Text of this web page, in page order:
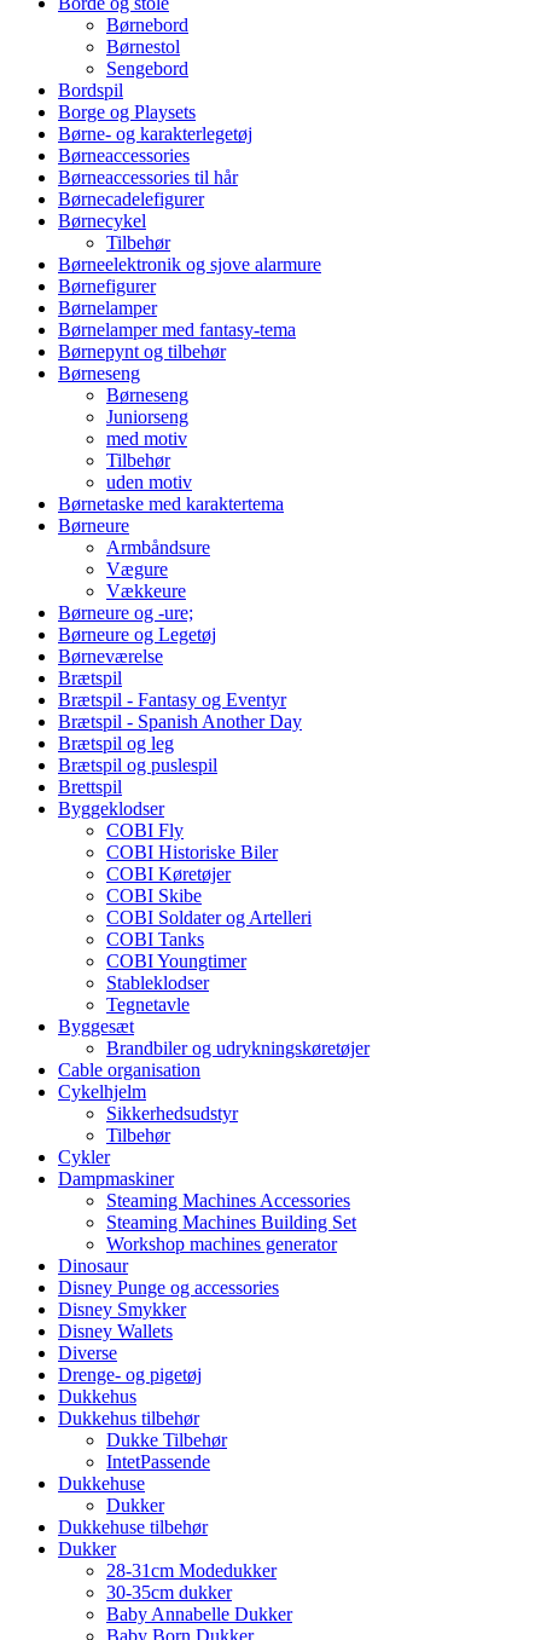
Børnebord
Børnestol
Sengebord
Bordspil
Borge og Playsets
Børne- og karakterlegetøj
Børneaccessories
Børneaccessories til hår
Børnecadelefigurer
Børnecykel
Tilbehør
Børneelektronik og sjove alarmure
Børnefigurer
Børnelamper
Børnelamper med fantasy-tema
Børnepynt og tilbehør
Børneseng
Børneseng
Juniorseng
med motiv
Tilbehør
uden motiv
Børnetaske med karaktertema
Børneure
Armbåndsure
Vægure
Vækkeure
Børneure og -ure;
Børneure og Legetøj
Børneværelse
Brætspil
Brætspil - Fantasy og Eventyr
Brætspil - Spanish Another Day
Brætspil og leg
Brætspil og puslespil
Brettspil
Byggeklodser
COBI Fly
COBI Historiske Biler
COBI Køretøjer
COBI Skibe
COBI Soldater og Artelleri
COBI Tanks
COBI Youngtimer
Stableklodser
Tegnetavle
Byggesæt
Brandbiler og udrykningskøretøjer
Cable organisation
Cykelhjelm
Sikkerhedsudstyr
Tilbehør
Cykler
Dampmaskiner
Steaming Machines Accessories
Steaming Machines Building Set
Workshop machines generator
Dinosaur
Disney Punge og accessories
Disney Smykker
Disney Wallets
Diverse
Drenge- og pigetøj
Dukkehus
Dukkehus tilbehør
Dukke Tilbehør
IntetPassende
Dukkehuse
Dukker
Dukkehuse tilbehør
Dukker
28-31cm Modedukker
30-35cm dukker
Baby Annabelle Dukker
Baby Born Dukker